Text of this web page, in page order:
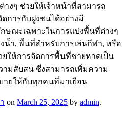
งๆ ช่วยให้เจ้าหน้าที่สามารถ
การกับฝูงชนได้อย่างมี
ษณะเฉพาะในการแบ่งพื้นที่ต่างๆ
น้ำ, พื้นที่สำหรับการเล่นกีฬา, หรือ
ให้การจัดการพื้นที่ชายหาดเป็น
ามสับสน ซึ่งสามารถเพิ่มความ
ยให้กับทุกคนที่มาเยือน
on March 25, 2025 by admin.